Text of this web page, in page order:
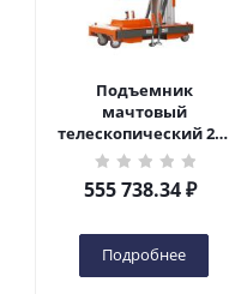
Подъемник
мачтовый
телескопический 200
кг 6 м TOR GTWY6-200S
DC 2-мачтовый
(автономный) (G) в
555 738.34₽
Подробнее